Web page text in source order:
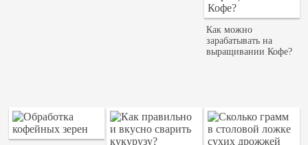
Как можно
зарабатывать на
выращивании Кофе?